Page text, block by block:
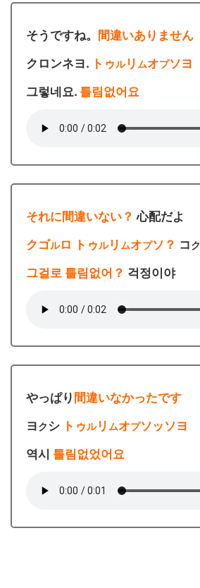
そうですね。 間違いありません
クロンネヨ. トゥルリ ムオプソヨ
그렇네요. 틀림없어요
それに間違いない？ 心配だよ
クゴルロ トゥルリ ムオプソ？ コク
그걸로 틀림없어？ 걱정이야
やっぱり 間違いなかったです
ヨクシ トゥルリ ムオプソッソヨ
역시 틀림없었어요